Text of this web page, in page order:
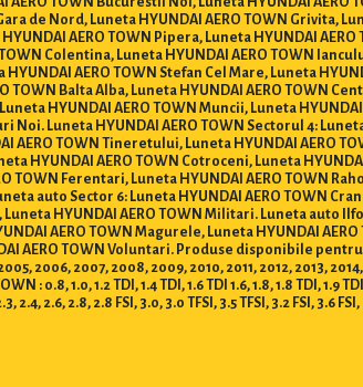
de Nord, Luneta HYUNDAI AERO TOWN Grivita,
AERO TOWN Pipera, Luneta HYUNDAI
Colentina, Luneta HYUNDAI AERO TOWN
AERO TOWN Stefan Cel Mare, Luneta
TOWN Balta Alba, Luneta HYUNDAI AERO TOWN
HYUNDAI AERO TOWN Muncii, Luneta
Noi. Luneta HYUNDAI AERO TOWN Sectorul 4:
AERO TOWN Tineretului, Luneta HYUNDAI AERO
HYUNDAI AERO TOWN Cotroceni, Luneta
TOWN Ferentari, Luneta HYUNDAI AERO TOWN
auto Sector 6: Luneta HYUNDAI AERO TOWN
HYUNDAI AERO TOWN Militari. Luneta auto
AERO TOWN Magurele, Luneta HYUNDAI
TOWN Voluntari. Produse disponibile pentru
2006, 2007, 2008, 2009, 2010, 2011, 2012, 2013,
1.0, 1.2 TDI, 1.4 TDI, 1.6 TDI 1.6, 1.8, 1.8 TDI, 1.9 TDI,
2.4, 2.6, 2.8, 2.8 FSI, 3.0, 3.0 TFSI, 3.5 TFSI, 3.2 FSI, 3.6